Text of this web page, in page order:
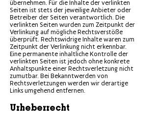
übernehmen. Für die Inhalte der verlinkten
Seiten ist stets der jeweilige Anbieter oder
Betreiber der Seiten verantwortlich. Die
verlinkten Seiten wurden zum Zeitpunkt der
Verlinkung auf mögliche Rechtsverstöße
überprüft. Rechtswidrige Inhalte waren zum
Zeitpunkt der Verlinkung nicht erkennbar.
Eine permanente inhaltliche Kontrolle der
verlinkten Seiten ist jedoch ohne konkrete
Anhaltspunkte einer Rechtsverletzung nicht
zumutbar. Bei Bekanntwerden von
Rechtsverletzungen werden wir derartige
Links umgehend entfernen.
Urheberrecht